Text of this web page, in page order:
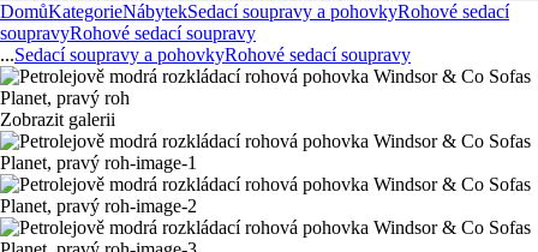
DomůKategorieNábytekSedací soupravy a pohovkyRohové sedací
soupravyRohové sedací soupravy
...Sedací soupravy a pohovkyRohové sedací soupravy
Zobrazit galerii